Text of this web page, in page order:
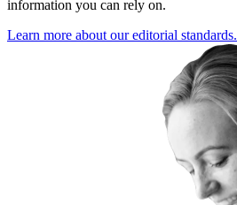
information you can rely on.
Learn more about our editorial standards.